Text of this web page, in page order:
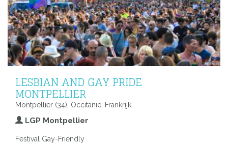
LESBIAN AND GAY PRIDE
MONTPELLIER
Montpellier (34), Occitanië, Frankrijk
LGP Montpellier
Festival Gay-Friendly